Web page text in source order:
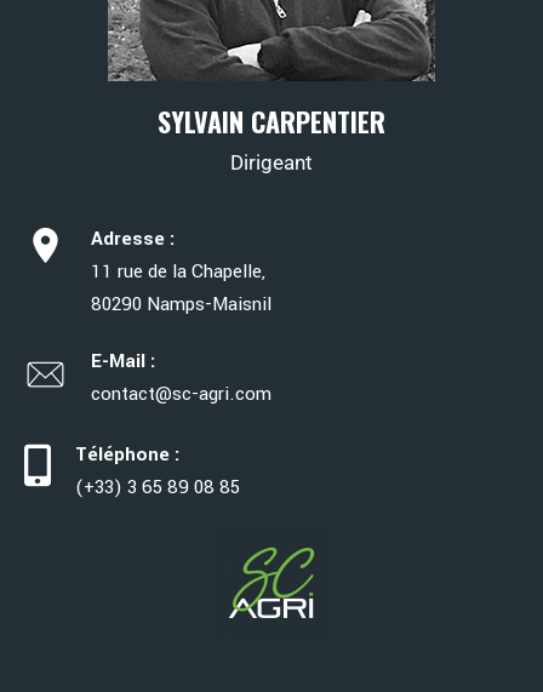
SYLVAIN CARPENTIER
Dirigeant
Adresse :
11 rue de la Chapelle,
80290 Namps-Maisnil
E-Mail :
contact@sc-agri.com
Téléphone :
(+33) 3 65 89 08 85